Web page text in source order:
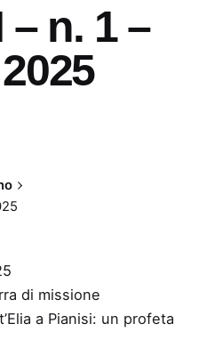
n. 1 –
di missione
a Pianisi: un profeta